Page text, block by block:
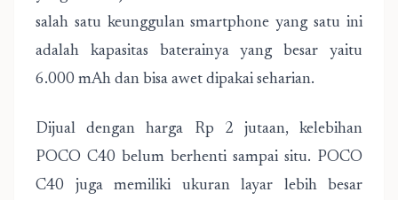
salah satu keunggulan smartphone yang satu ini
adalah kapasitas baterainya yang besar yaitu
6.000 mAh dan bisa awet dipakai seharian.
Dijual dengan harga Rp 2 jutaan, kelebihan
POCO C40 belum berhenti sampai situ. POCO
C40 juga memiliki ukuran layar lebih besar